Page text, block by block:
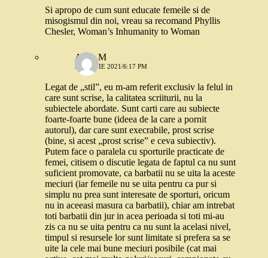
Si apropo de cum sunt educate femeile si de
misogismul din noi, vreau sa recomand Phyllis
Chesler, Woman’s Inhumanity to Woman
Alina M
5 MARTIE 2021/6:17 PM
Legat de „stil”, eu m-am referit exclusiv la felul in
care sunt scrise, la calitatea scriiturii, nu la
subiectele abordate. Sunt carti care au subiecte
foarte-foarte bune (ideea de la care a pornit
autorul), dar care sunt execrabile, prost scrise
(bine, si acest „prost scrise” e ceva subiectiv).
Putem face o paralela cu sporturile practicate de
femei, citisem o discutie legata de faptul ca nu sunt
suficient promovate, ca barbatii nu se uita la aceste
meciuri (iar femeile nu se uita pentru ca pur si
simplu nu prea sunt interesate de sporturi, oricum
nu in aceeasi masura ca barbatii), chiar am intrebat
toti barbatii din jur in acea perioada si toti mi-au
zis ca nu se uita pentru ca nu sunt la acelasi nivel,
timpul si resursele lor sunt limitate si prefera sa se
uite la cele mai bune meciuri posibile (cat mai